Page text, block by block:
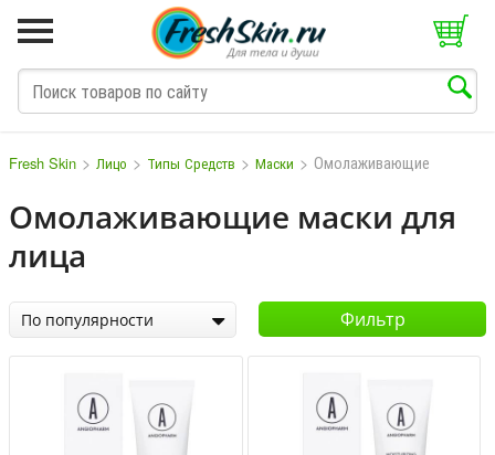
Fresh Skin > Лицо > Типы Средств > Маски > Омолаживающие
Омолаживающие маски для
лица
По популярности Фильтр
M N